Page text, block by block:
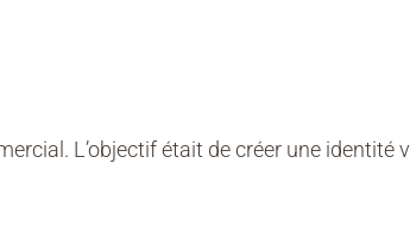
L’objectif était de créer une identité